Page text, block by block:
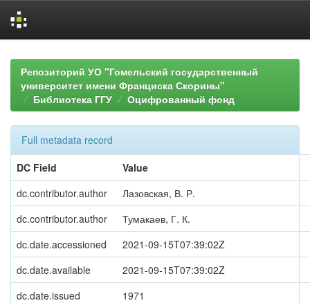
navigationРепозиторий УО "Гомельский государственный
университет имени Франциска Скорины"
Библиотека ГГУ
Оцифрованный фонд
Full metadata record
DC Field
Value
dc.contributor.author
Лазовская, В. Р.
dc.contributor.author
Тумакаев, Г. К.
dc.date.accessioned
2021-09-15T07:39:02Z
dc.date.available
2021-09-15T07:39:02Z
dc.date.issued
1971